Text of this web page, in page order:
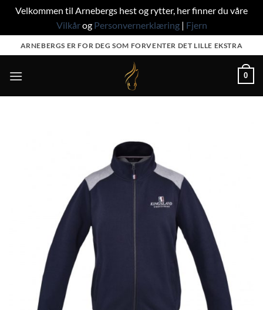
Velkommen til Arnebergs hest og rytter, her finner du våre
Vilkårog Personvernerklæring| Fjern
to
content
ARNEBERGS ER FOR DEG SOM FORVENTER DET LILLE EKSTRA
0